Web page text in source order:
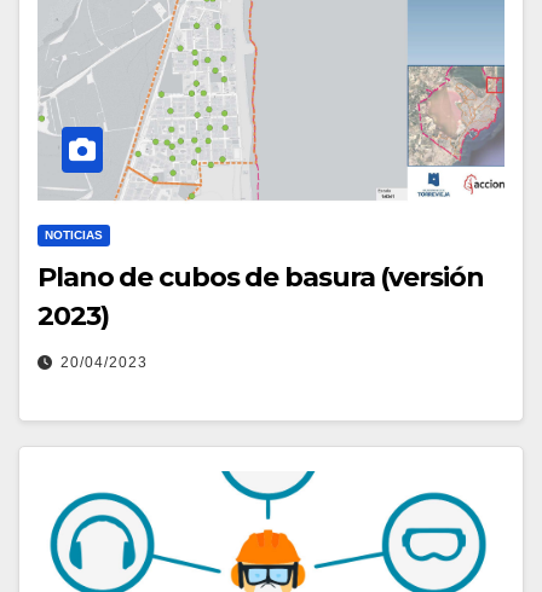
NOTICIAS
Plano de cubos de basura (versión
2023)
20/04/2023